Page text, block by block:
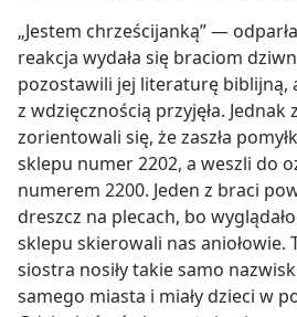
„Jestem chrześcijanką” —
reakcja wydała się braciom
pozostawili jej literaturę biblijną,
z wdzięcznością przyjęła. Jednak
zorientowali się, że zaszła
sklepu numer 2202, a weszli do
numerem 2200. Jeden z braci
dreszcz na plecach, bo
sklepu skierowali nas aniołowie.
siostra nosiły takie samo
samego miasta i miały dzieci w